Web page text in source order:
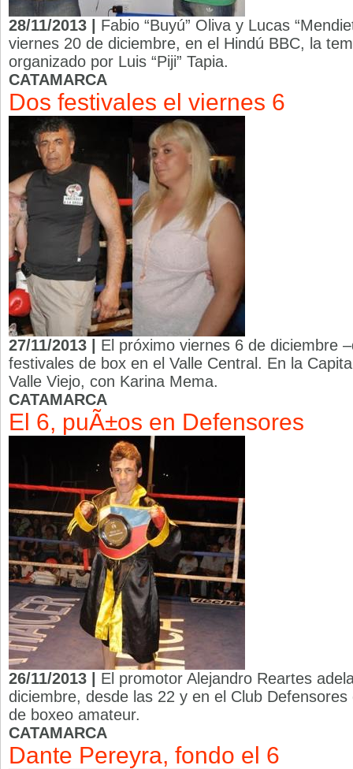
28/11/2013 | Fabio “Buyú” Oliva y Lucas
viernes 20 de diciembre, en el Hindú BBC, la
organizado por Luis “Piji” Tapia.
CATAMARCA
Dos festivales el viernes 6
27/11/2013 | El próximo viernes 6 de diciembre
festivales de box en el Valle Central. En la
Valle Viejo, con Karina Mema.
CATAMARCA
El 6, puÃ±os en Defensores
26/11/2013 | El promotor Alejandro Reartes
diciembre, desde las 22 y en el Club
de boxeo amateur.
CATAMARCA
Dante Pereyra, fondo el 6